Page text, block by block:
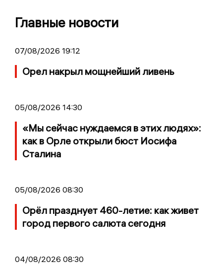
Главные новости
07/08/2026 19:12
Орел накрыл мощнейший ливень
05/08/2026 14:30
«Мы сейчас нуждаемся в этих людях»:
как в Орле открыли бюст Иосифа
Сталина
05/08/2026 08:30
Орёл празднует 460-летие: как живет
город первого салюта сегодня
04/08/2026 08:30